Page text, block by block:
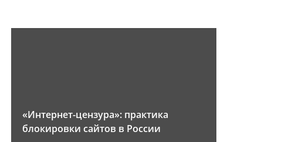
«Интернет-цензура»: практика
блокировки сайтов в России